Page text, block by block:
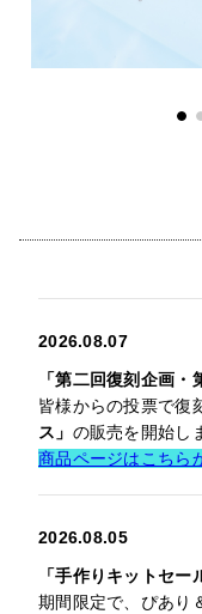
2026.08.07
「第二回復刻企画・
皆様からの投票で復
ス」 の販売を開始し
商品ページはこちら
2026.08.05
「手作りキットセー
期間限定で、ぴあり